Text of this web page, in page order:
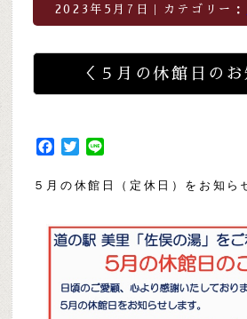
2023年5月7日｜カテゴリー：
＜５月の休館日のお
Facebook
Twitter
５月の休館日（定休日）をお知ら